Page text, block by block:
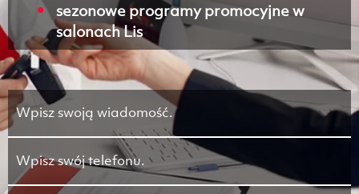
sezonowe programy promocyjne w
salonach Lis